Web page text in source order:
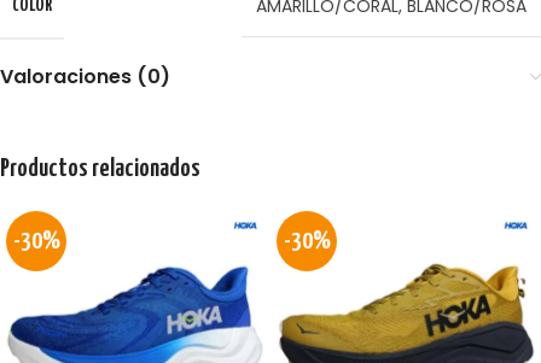
COLOR AMARILLO/CORAL, BLANCO/ROSA
Valoraciones (0)
Productos relacionados
-30% -30%